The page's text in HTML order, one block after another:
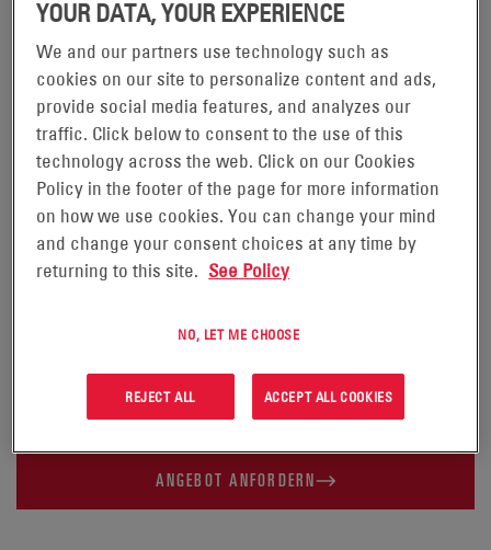
HAWKER® EVORAIL™-
BATTERIEN
Hawker®EvoRail™-Batterien sind ventilgeregelte
Gasrekombinationsbatterien mit einem gelierten
Elektrolyten, die das Risiko umweltschädlicher
Leckagen beseitigen und ohne Nachfüllen von
und für den Einsatz in Schienenfahrzeugen
zugelassenen Hawker EvoRail-Batterien eignen sich
für mittlere, teils zyklische Belastungen.
ANGEBOT ANFORDERN
YOUR DATA, YOUR EXPERIENCE
We and our partners use technology such as
cookies on our site to personalize content and ads,
provide social media features, and analyzes our
traffic. Click below to consent to the use of this
technology across the web. Click on our Cookies
Policy in the footer of the page for more information
on how we use cookies. You can change your mind
and change your consent choices at any time by
returning to this site. See Policy
NO, LET ME CHOOSE
REJECT ALL ACCEPT ALL COOKIES